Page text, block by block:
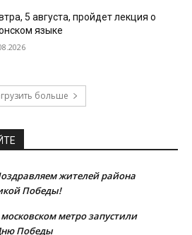
5 августа, пройдет лекция о
языке
больше
жителей района
Победы!
метро запустили
Победы